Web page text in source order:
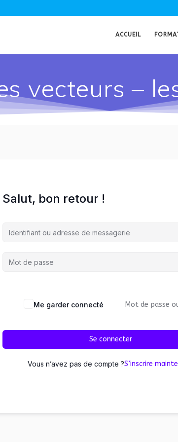
ACCUEIL
vecteurs –
Salut, bon retour !
Me garder connecté Mot de passe
Se connecter
Vous n’avez pas de compte ?S’inscrire